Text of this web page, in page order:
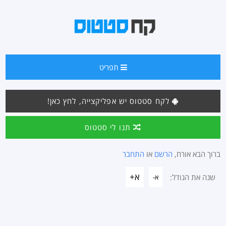
תפריט
לקח סטטוס יש אפליקצייה, לחץ כאן!
תנו לי סטטוס
ברוך הבא אורח, הרשם או התחבר
שנה את הגודל: א- א+